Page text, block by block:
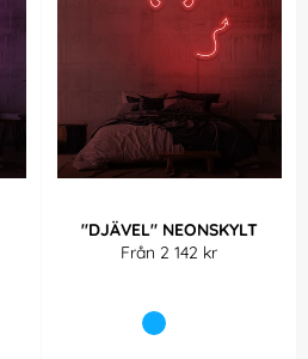
"DJÄVEL" NEONSKYLT
Från 2 142 kr